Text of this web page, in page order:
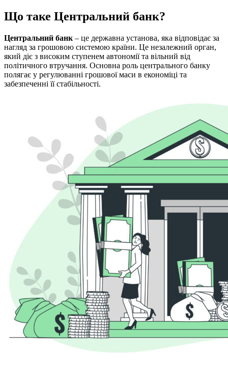
Що таке Центральний банк?
Центральний банк – це державна установа, яка відповідає за
нагляд за грошовою системою країни. Це незалежний орган,
який діє з високим ступенем автономії та вільний від
політичного втручання. Основна роль центрального банку
полягає у регулюванні грошової маси в економіці та
забезпеченні її стабільності.